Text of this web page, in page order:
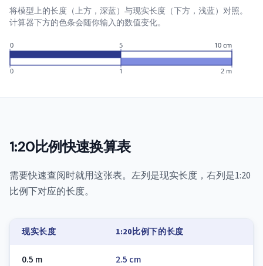
将模型上的长度（上方，深蓝）与现实长度（下方，浅蓝）对照。
计算器下方的色条会随你输入的数值变化。
0
0
5
1
10 cm
2 m
1:20比例快速换算表
需要快速查阅时就用这张表。左列是现实长度，右列是1:20
比例下对应的长度。
现实长度 1:20比例下的长度
0.5 m 2.5 cm